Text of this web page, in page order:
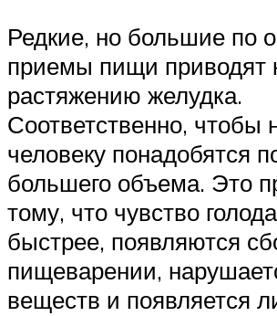
Редкие, но большие по
приемы пищи приводят
растяжению желудка.
Соответственно, чтобы
человеку понадобятся
большего объема. Это
тому, что чувство
быстрее, появляются
пищеварении,
веществ и появляется